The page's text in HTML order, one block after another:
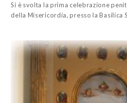
Si è svolta la prima celebrazione
della Misericordia, presso la Basilica